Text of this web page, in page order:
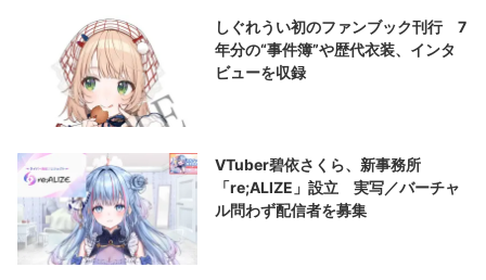
しぐれうい初のファンブック刊行 7
年分の“事件簿”や歴代衣装、インタ
ビューを収録
VTuber碧依さくら、新事務所
「re;ALIZE」設立 実写／バーチャ
ル問わず配信者を募集